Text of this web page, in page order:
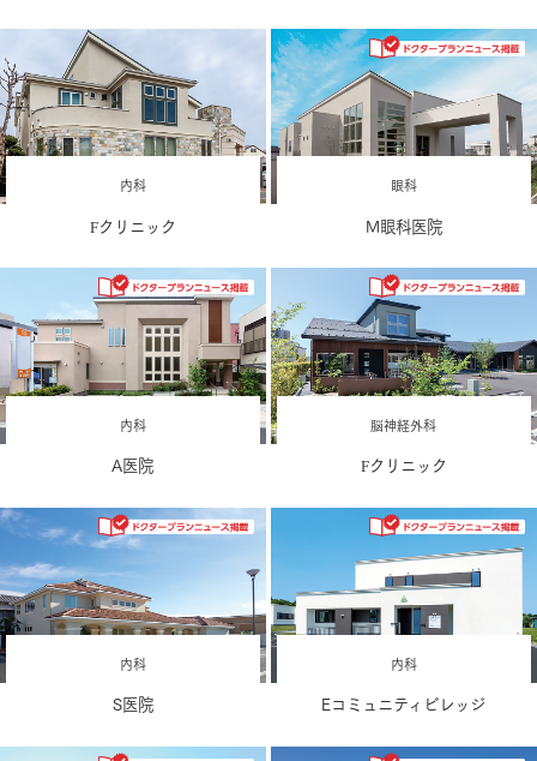
内科
Fクリニック
眼科
M眼科医院
内科
A医院
脳神経外科
Fクリニック
内科
S医院
内科
Eコミュニティビレッジ